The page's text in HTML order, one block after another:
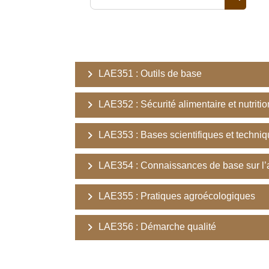
LAE351 : Outils de base
LAE352 : Sécurité alimentaire et
LAE353 : Bases scientifiques et
LAE354 : Connaissances de base sur
LAE355 : Pratiques agroécologiques
LAE356 : Démarche qualité